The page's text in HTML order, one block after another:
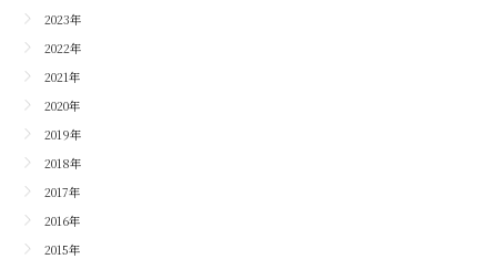
2023年
2022年
2021年
2020年
2019年
2018年
2017年
2016年
2015年